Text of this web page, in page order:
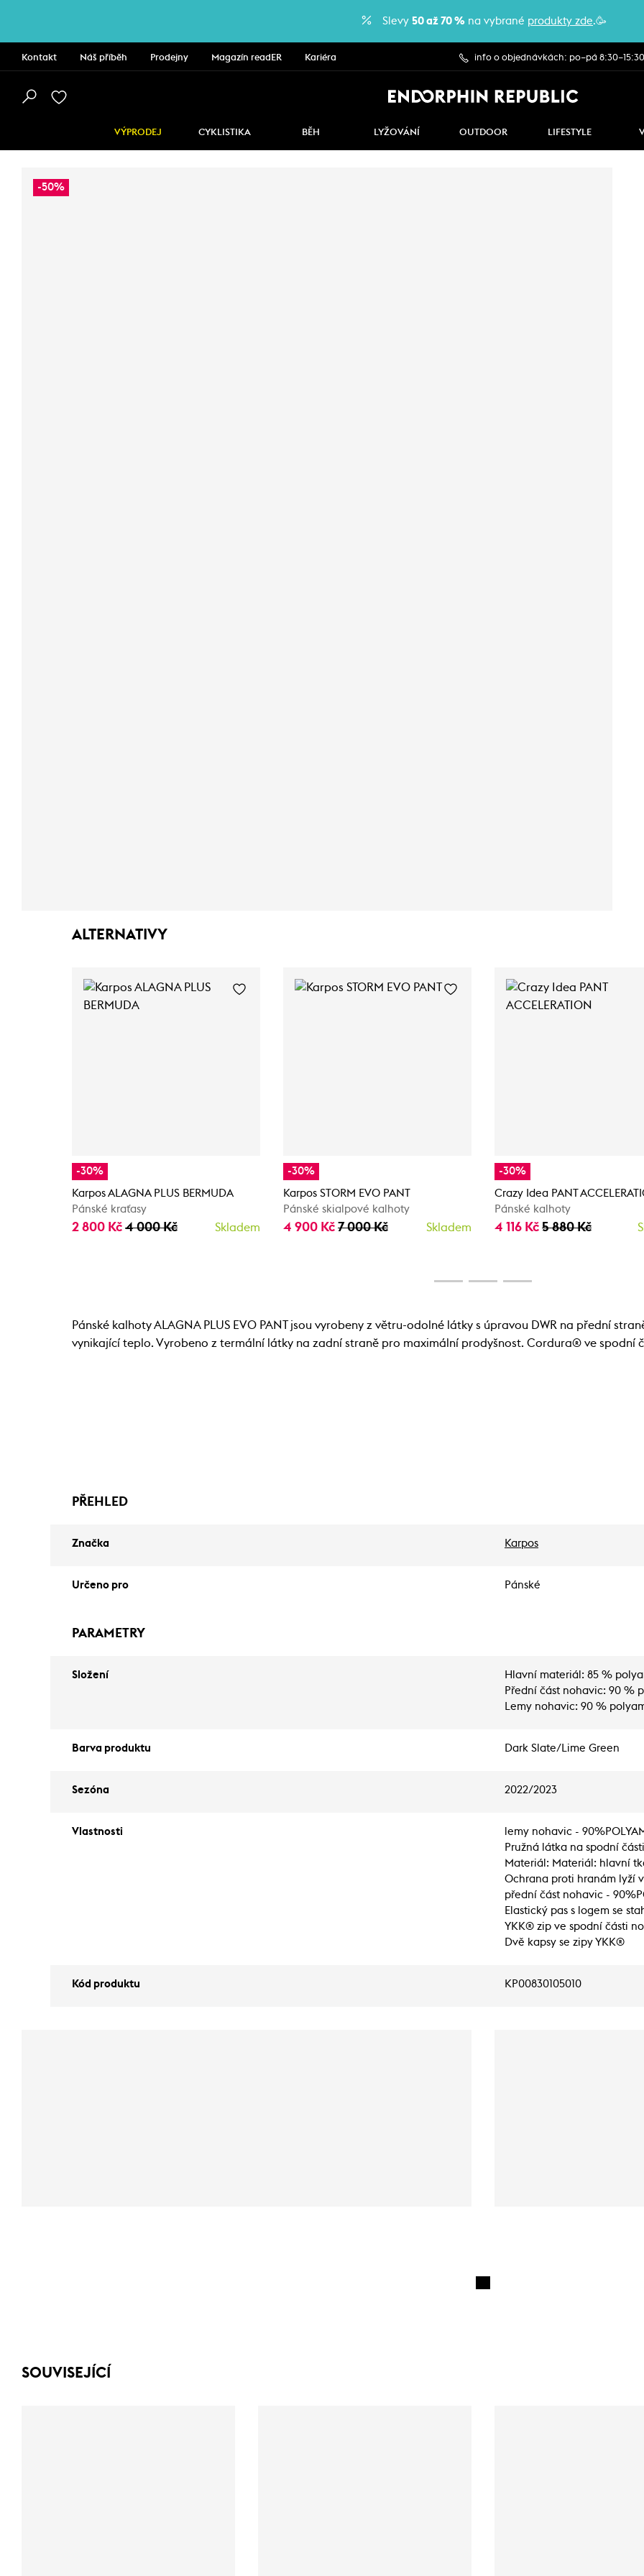
Slevy 50 až 70 % na vybrané produkty zde.🥳
Kontakt Náš příběh Prodejny Magazín readER Kariéra info o objednávkách: po–pá 8:30–15:30
VÝPRODEJ CYKLISTIKA BĚH LYŽOVÁNÍ OUTDOOR LIFESTYLE
-50%
ALTERNATIVY
-30%
Karpos ALAGNA PLUS BERMUDA
Pánské kraťasy
2 800 Kč 4 000 Kč Skladem
-30%
Karpos STORM EVO PANT
Pánské skialpové kalhoty
4 900 Kč 7 000 Kč Skladem
-30%
Crazy Idea PANT
Pánské kalhoty
4 116 Kč 5 880 Kč
Pánské kalhoty ALAGNA PLUS EVO PANT jsou vyrobeny z větru-odolné látky s úpravou DWR na přední
vynikající teplo. Vyrobeno z termální látky na zadní straně pro maximální prodyšnost. Cordura® ve spodní
PŘEHLED
Značka Karpos
Určeno pro Pánské
PARAMETRY
Složení
Hlavní materiál: 85 %
Přední část nohavic: 90 %
Lemy nohavic: 90 %
Barva produktu Dark Slate/Lime Green
Sezóna 2022/2023
Vlastnosti
lemy nohavic -
Pružná látka na spodní
Materiál: Materiál: hlavní
Ochrana proti hranám lyží
přední část nohavic -
Elastický pas s logem se
YKK® zip ve spodní části
Dvě kapsy se zipy YKK®
Kód produktu KP00830105010
SOUVISEJÍCÍ